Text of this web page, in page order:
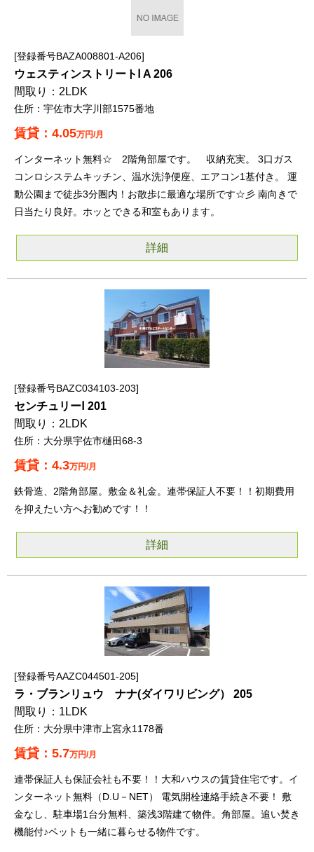
登録番号BAZA008801-A206
ウェスティンストリートⅠ A 206
2LDK
宇佐市大字川部1575番地
4.05万円/月
インターネット無料☆ 2階角部屋です。 収納充実。 3口ガス
コンロシステムキッチン、温水洗浄便座、エアコン1基付き。 運
動公園まで徒歩3分圏内！お散歩に最適な場所です☆彡 南向きで
日当たり良好。ホッとできる和室もあります。
詳細
登録番号BAZC034103-203
センチュリーⅠ 201
2LDK
大分県宇佐市樋田68-3
4.3万円/月
鉄骨造、2階角部屋。敷金＆礼金。連帯保証人不要！！初期費用
を抑えたい方へお勧めです！！
詳細
登録番号AAZC044501-205
ラ・ブランリュウ ナナ(ダイワリビング） 205
1LDK
大分県中津市上宮永1178番
5.7万円/月
連帯保証人も保証会社も不要！！大和ハウスの賃貸住宅です。イ
ンターネット無料（D.U－NET） 電気開栓連絡手続き不要！ 敷
金なし、駐車場1台分無料、築浅3階建て物件。角部屋。追い焚き
機能付♪ペットも一緒に暮らせる物件です。